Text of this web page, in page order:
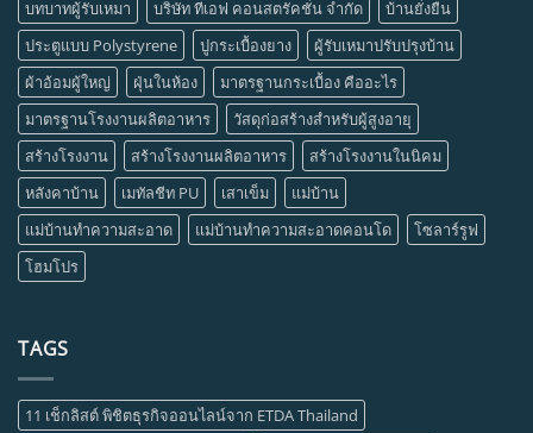
บทบาทผู้รับเหมา
บริษัท ทีเอฟ คอนสตรัคชั่น จำกัด
บ้านยั่งยืน
ประตูแบบ Polystyrene
ปูกระเบื้องยาง
ผู้รับเหมาปรับปรุงบ้าน
ผ้าอ้อมผู้ใหญ่
ฝุ่นในห้อง
มาตรฐานกระเบื้อง คืออะไร
มาตรฐานโรงงานผลิตอาหาร
วัสดุก่อสร้างสำหรับผู้สูงอายุ
สร้างโรงงาน
สร้างโรงงานผลิตอาหาร
สร้างโรงงานในนิคม
หลังคาบ้าน
เมทัลชีท PU เสาเข็ม
แม่บ้าน
แม่บ้านทำความสะอาด
แม่บ้านทำความสะอาดคอนโด
โซลาร์รูฟ
โฮมโปร
TAGS
11 เช็กลิสต์ พิชิตธุรกิจออนไลน์จาก ETDA Thailand